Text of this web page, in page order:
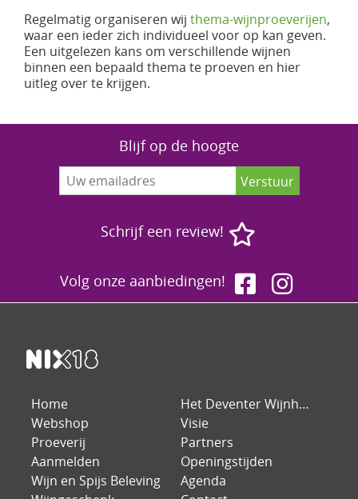
Regelmatig organiseren wij thema-wijnproeverijen,
waar een ieder zich individueel voor op kan geven.
Een uitgelezen kans om verschillende wijnen
binnen een bepaald thema te proeven en hier
uitleg over te krijgen.
Blijf op de hoogte
Schrijf een review!
Volg onze aanbiedingen!
Home
Webshop
Proeverij
Aanmelden
Wijn en Spijs Beleving
Het Deventer Wijnhuis
Visie
Partners
Openingstijden
Agenda